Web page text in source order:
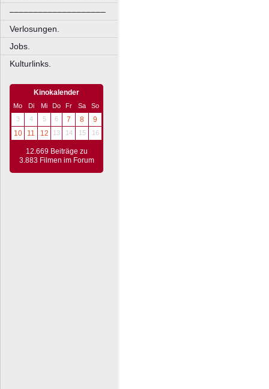
––––––––––––––––––––
Verlosungen.
Jobs.
Kulturlinks.
Kinokalender
Mo Di Mi Do Fr Sa
So
3
4 5 6 7 8
9
10
11 12 13 14 15 16
12.669 Beiträge zu
3.883 Filmen im Forum